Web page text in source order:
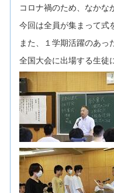
コロナ禍のため、なかな
今回は全員が集まって式
また、１学期活躍のあっ
全国大会に出場する生徒